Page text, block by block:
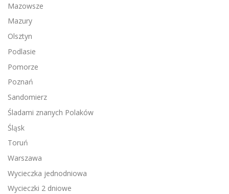
Mazowsze
Mazury
Olsztyn
Podlasie
Pomorze
Poznań
Sandomierz
Śladami znanych Polaków
Śląsk
Toruń
Warszawa
Wycieczka jednodniowa
Wycieczki 2 dniowe